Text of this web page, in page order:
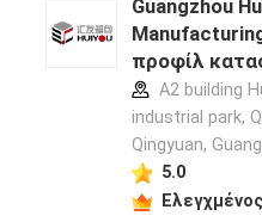
Guangzhou
προφίλ
A2 building
industrial park,
Qingyuan,
5.0